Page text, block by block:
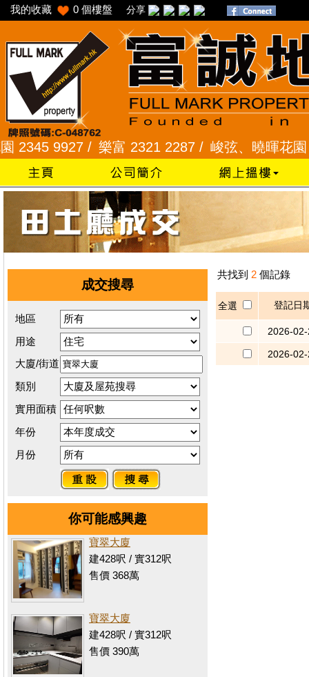
我的收藏 0 個樓盤 分享
9927 /樂富 2321 2287 /峻弦、曉暉花園
成交搜尋
地區
用途
大廈/街道
類別
實用面積
年份
月份
你可能感興趣
寶翠大廈
建428呎 / 實312呎
售價 368萬
寶翠大廈
建428呎 / 實312呎
售價 390萬
共找到 2 個記錄
全選 登記日
2026-
2026-